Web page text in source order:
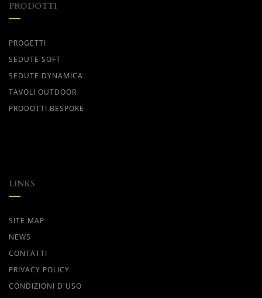
PRODOTTI
PROGETTI
SEDUTE SOFT
SEDUTE DYNAMICA
TAVOLI OUTDOOR
PRODOTTI BESPOKE
LINKS
SITE MAP
NEWS
CONTATTI
PRIVACY POLICY
CONDIZIONI D'USO